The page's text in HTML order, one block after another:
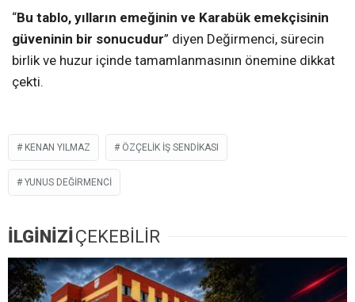
“Bu tablo, yılların emeğinin ve Karabük emekçisinin
güveninin bir sonucudur” diyen Değirmenci, sürecin
birlik ve huzur içinde tamamlanmasının önemine dikkat
çekti.
KENAN YILMAZ ÖZÇELIK İŞ SENDIKASI
YUNUS DEĞIRMENCI
İLGİNİZİÇEKEBİLİR